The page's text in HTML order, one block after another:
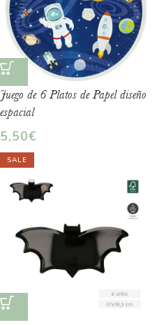
Juego de 6 Platos de Papel diseño
espacial
5,50€
SALE